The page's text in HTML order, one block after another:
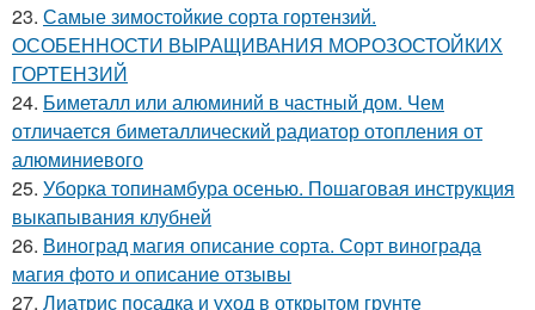
23. Самые зимостойкие сорта гортензий.
ОСОБЕННОСТИ ВЫРАЩИВАНИЯ МОРОЗОСТОЙКИХ
ГОРТЕНЗИЙ
24. Биметалл или алюминий в частный дом. Чем
отличается биметаллический радиатор отопления от
алюминиевого
25. Уборка топинамбура осенью. Пошаговая инструкция
выкапывания клубней
26. Виноград магия описание сорта. Сорт винограда
магия фото и описание отзывы
27. Лиатрис посадка и уход в открытом грунте